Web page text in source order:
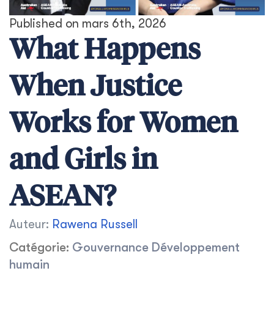
Published on mars 6th, 2026
What Happens
When Justice
Works for Women
and Girls in
ASEAN?
Auteur: Rawena Russell
Catégorie: Gouvernance Développement
humain